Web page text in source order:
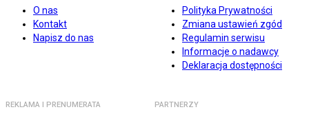
O nas
Kontakt
Napisz do nas
Polityka Prywatności
Zmiana ustawień zgód
Regulamin serwisu
Informacje o nadawcy
Deklaracja dostępności
REKLAMA I PRENUMERATA PARTNERZY